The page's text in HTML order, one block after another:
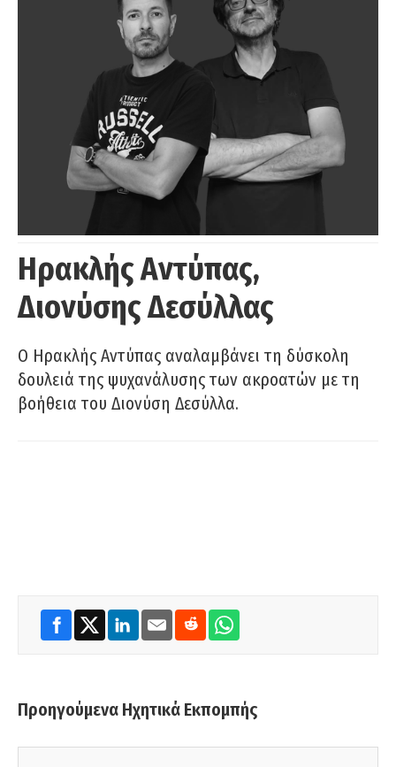
Ηρακλής Αντύπας,
Διονύσης Δεσύλλας
Ο Ηρακλής Αντύπας αναλαμβάνει τη δύσκολη
δουλειά της ψυχανάλυσης των ακροατών με τη
βοήθεια του Διονύση Δεσύλλα.
Προηγούμενα Ηχητικά Εκπομπής